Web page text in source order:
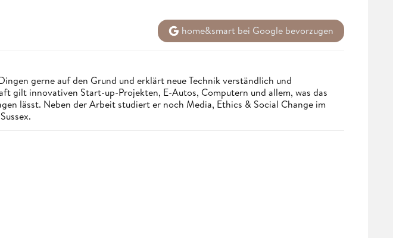
home&smart bei Google bevorzugen
gerne auf den Grund und erklärt neue Technik verständlich und
gilt innovativen Start-up-Projekten, E-Autos, Computern und allem, was das
lässt. Neben der Arbeit studiert er noch Media, Ethics & Social Change im